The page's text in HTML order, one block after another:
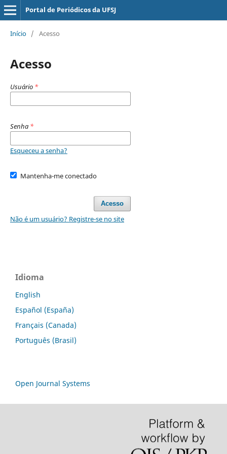
Portal de Periódicos da UFSJ
Início / Acesso
Acesso
Usuário *
Senha *
Esqueceu a senha?
Mantenha-me conectado
Acesso
Não é um usuário? Registre-se no site
Idioma
English
Español (España)
Français (Canada)
Português (Brasil)
Open Journal Systems